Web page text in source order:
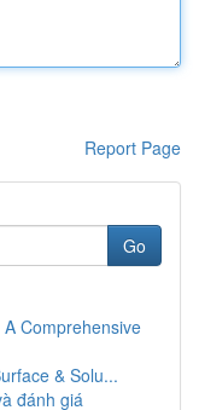
Report Page
Go
Comprehensive
& Solu...
đánh giá